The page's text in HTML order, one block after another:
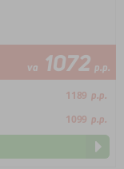
va 1072 p.p.
1189 p.p.
1099 p.p.